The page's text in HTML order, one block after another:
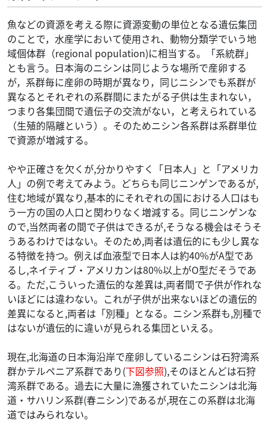
魚などの資源を考える際に資源変動の単位となる遺伝集団
のことで，水産学において使用され、動物分類学でいう地
域個体群（regional population)に相当する。「系統群」
とも言う。日本海のニシンは同じような場所で産卵する
が，系群毎に産卵の時期が異なり，同じニシンでも系群が
異なるとそれぞれの系群間にまたがる子供は生まれない，
つまり各集団間で遺伝子の交流がない，と考えられている
（生殖的隔離という）。そのためニシン各系群は系群単位
で資源が増減する。
やや正確さを欠くが,分かりやすく「日本人」と「アメリカ
人」の例で考えてみよう。どちらも同じニンゲンであるが,
住む地域が異なり,基本的にそれぞれの国における人口はも
う一方の国の人口と関わりなく増減する。同じニンゲンな
ので,当然両者の間で子供はできるが,そうなる機会はそうそ
うあるわけではない。そのため,両者は遺伝的にも少し異な
る特徴を持つ。例えば血液型で日本人は約40%がA型であ
るし,ネイティブ・アメリカンは80%以上がO型だそうであ
る。ただ,こういった遺伝的な差異は,両者間で子供が作れな
いほどには違わない。これが子供が出来ないほどの遺伝的
差異になると,両者は「別種」となる。ニシン系群も,別種で
はないが遺伝的に違いが見られる集団といえる。
現在,北海道の日本海沿岸で産卵しているニシンは石狩湾系
群かテルペニア系群であり(下図参照),そのほとんどは石狩
湾系群である。過去に大量に漁獲されていたニシンは北海
道・サハリン系群(春ニシン)であるが,現在この系群は北海
道ではみられない。